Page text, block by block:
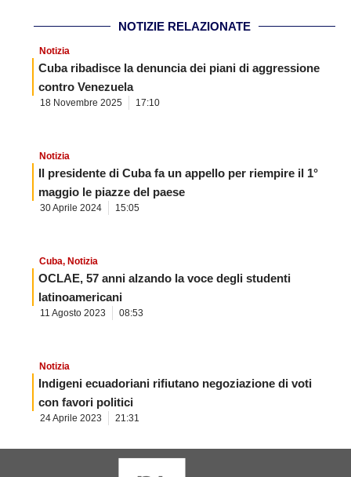
NOTIZIE RELAZIONATE
Notizia
Cuba ribadisce la denuncia dei piani di aggressione
contro Venezuela
18 Novembre 2025 17:10
Notizia
Il presidente di Cuba fa un appello per riempire il 1°
maggio le piazze del paese
30 Aprile 2024 15:05
Cuba, Notizia
OCLAE, 57 anni alzando la voce degli studenti
latinoamericani
11 Agosto 2023 08:53
Notizia
Indigeni ecuadoriani rifiutano negoziazione di voti
con favori politici
24 Aprile 2023 21:31